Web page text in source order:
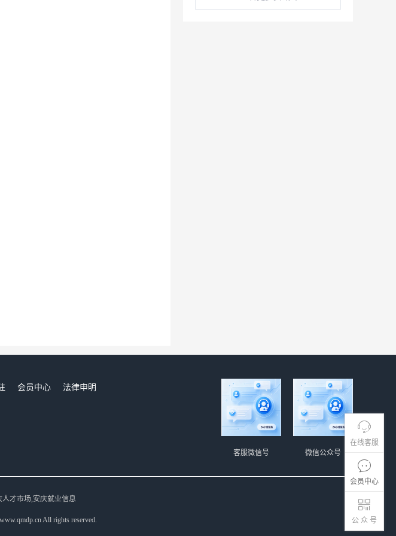
在线客服
会员中心
公 众 号
会员中心
法律申明
微信公众号
客服微信号
才市场,安庆就业信息
All rights reserved.